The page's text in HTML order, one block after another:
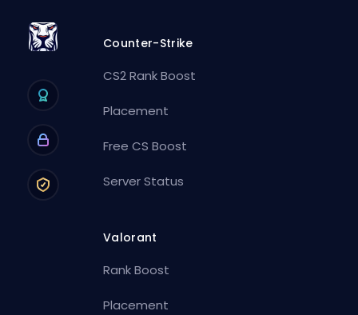
Counter-Strike
CS2 Rank Boost
Placement
Free CS Boost
Server Status
Valorant
Rank Boost
Placement